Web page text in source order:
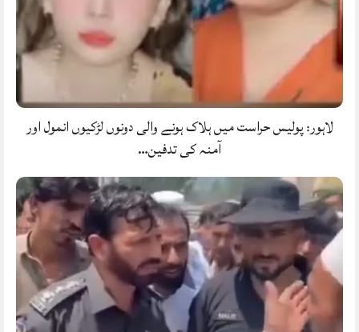
لاہور: پولیس حراست میں ہلاک ہونے والی دونوں لڑکیوں انمول اور
آمنہ کی تدفین…